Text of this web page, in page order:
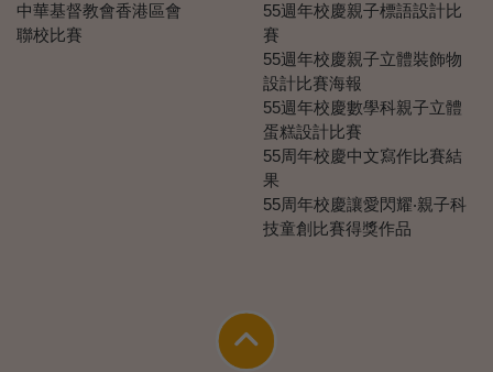
中華基督教會香港區會
聯校比賽
55週年校慶親子標語設計比
賽
55週年校慶親子立體裝飾物
設計比賽海報
55週年校慶數學科親子立體
蛋糕設計比賽
55周年校慶中文寫作比賽結
果
55周年校慶讓愛閃耀‧親子科
技童創比賽得獎作品